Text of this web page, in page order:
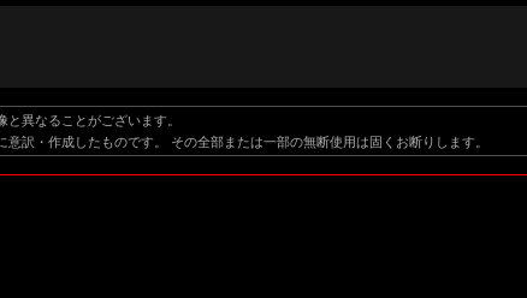
異なることがございます。
訳・作成したものです。 その全部または一部の無断使用は固くお断りします。